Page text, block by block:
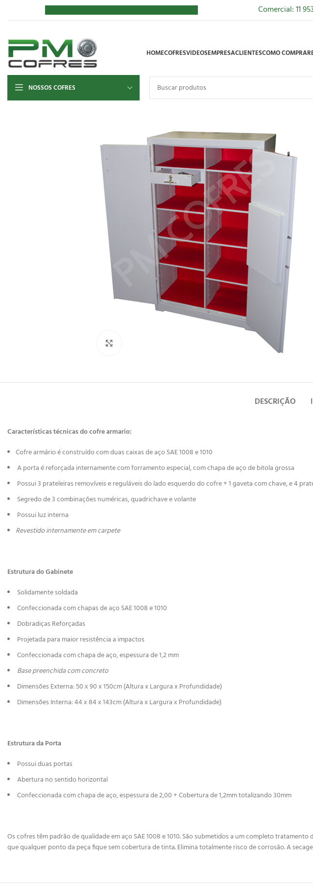
Comercial: 11
HOMECOFRESVIDEOSEMPRESACLIENTESCOMO COMPRAR
NOSSOS COFRES
DESCRIÇÃO
Características técnicas do cofre armario:
Cofre armário é construído com duas caixas de aço SAE 1008 e 1010
A porta é reforçada internamente com forramento especial, com chapa de aço de bitola grossa
Possui 3 prateleiras removíveis e reguláveis do lado esquerdo do cofre + 1 gaveta com chave, e 4
Segredo de 3 combinações numéricas, quadrichave e volante
Possui luz interna
Revestido internamente em carpete
Estrutura do Gabinete
Solidamente soldada
Confeccionada com chapas de aço SAE 1008 e 1010
Dobradiças Reforçadas
Projetada para maior resistência a impactos
Confeccionada com chapa de aço, espessura de 1,2 mm
Base preenchida com concreto
Dimensões Externa: 50 x 90 x 150cm (Altura x Largura x Profundidade)
Dimensões Interna: 44 x 84 x 143cm (Altura x Largura x Profundidade)
Estrutura da Porta
Possui duas portas
Abertura no sentido horizontal
Confeccionada com chapa de aço, espessura de 2,00 + Cobertura de 1,2mm totalizando 30mm
Os cofres têm padrão de qualidade em aço SAE 1008 e 1010. São submetidos a um completo
que qualquer ponto da peça fique sem cobertura de tinta. Elimina totalmente risco de corrosão. A